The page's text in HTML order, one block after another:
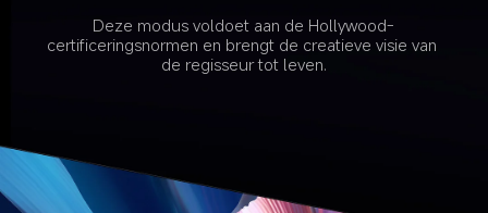
Deze modus voldoet aan de Hollywood-
certificeringsnormen en brengt de creatieve visie van
de regisseur tot leven.